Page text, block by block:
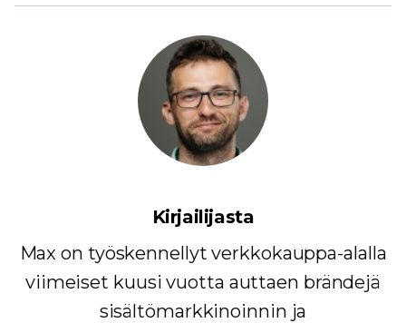
Kirjailijasta
Max on työskennellyt verkkokauppa-alalla
viimeiset kuusi vuotta auttaen brändejä
sisältömarkkinoinnin ja